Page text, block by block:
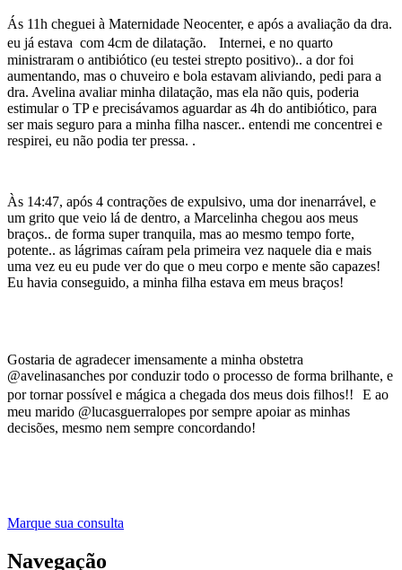
Ás 11h cheguei à Maternidade Neocenter, e após a avaliação da dra.
eu já estava com 4cm de dilatação. Internei, e no quarto
ministraram o antibiótico (eu testei strepto positivo).. a dor foi
aumentando, mas o chuveiro e bola estavam aliviando, pedi para a
dra. Avelina avaliar minha dilatação, mas ela não quis, poderia
estimular o TP e precisávamos aguardar as 4h do antibiótico, para
ser mais seguro para a minha filha nascer.. entendi me concentrei e
respirei, eu não podia ter pressa. .
Às 14:47, após 4 contrações de expulsivo, uma dor inenarrável, e
um grito que veio lá de dentro, a Marcelinha chegou aos meus
braços.. de forma super tranquila, mas ao mesmo tempo forte,
potente.. as lágrimas caíram pela primeira vez naquele dia e mais
uma vez eu eu pude ver do que o meu corpo e mente são capazes!
Eu havia conseguido, a minha filha estava em meus braços!
Gostaria de agradecer imensamente a minha obstetra
@avelinasanches por conduzir todo o processo de forma brilhante, e
por tornar possível e mágica a chegada dos meus dois filhos!! E ao
meu marido @lucasguerralopes por sempre apoiar as minhas
decisões, mesmo nem sempre concordando!
Marque sua consulta
Navegação